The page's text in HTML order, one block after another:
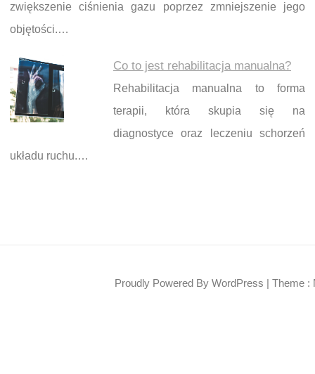
zwiększenie ciśnienia gazu poprzez zmniejszenie jego
objętości.…
Co to jest rehabilitacja manualna?
Rehabilitacja manualna to forma
terapii, która skupia się na
diagnostyce oraz leczeniu schorzeń
układu ruchu.…
Proudly Powered By WordPress | Theme :